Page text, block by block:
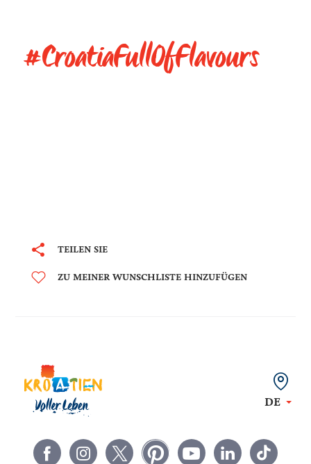
#CroatiaFullOfFlavours
TEILEN SIE
ZU MEINER WUNSCHLISTE HINZUFÜGEN
DE